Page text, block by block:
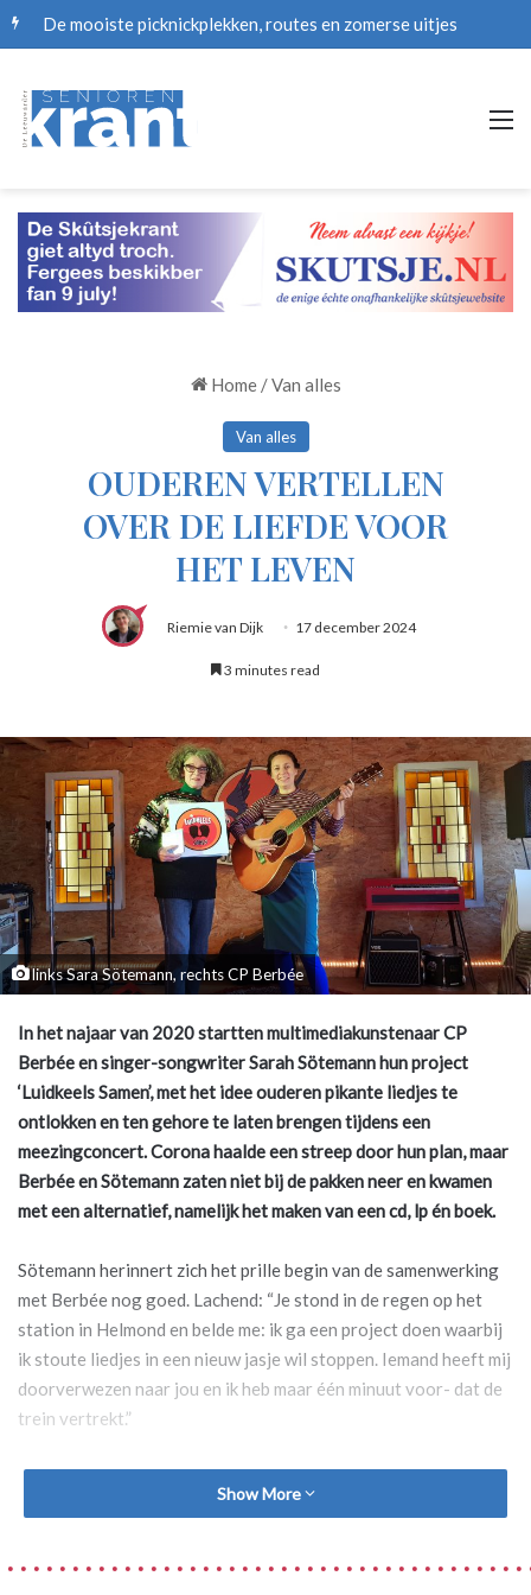
De mooiste picknickplekken, routes en zomerse uitjes
Home /Van alles
Van alles
OUDEREN VERTELLEN
OVER DE LIEFDE VOOR
HET LEVEN
Riemie van Dijk 17 december 2024
3 minutes read
links Sara Sötemann, rechts CP Berbée
In het najaar van 2020 startten multimediakunstenaar CP
Berbée en singer-songwriter Sarah Sötemann hun project
‘Luidkeels Samen’, met het idee ouderen pikante liedjes te
ontlokken en ten gehore te laten brengen tijdens een
meezingconcert. Corona haalde een streep door hun plan, maar
Berbée en Sötemann zaten niet bij de pakken neer en kwamen
met een alternatief, namelijk het maken van een cd, lp én boek.
Sötemann herinnert zich het prille begin van de samenwerking
met Berbée nog goed. Lachend: “Je stond in de regen op het
station in Helmond en belde me: ik ga een project doen waarbij
ik stoute liedjes in een nieuw jasje wil stoppen. Iemand heeft mij
doorverwezen naar jou en ik heb maar één minuut voor- dat de
trein vertrekt.”
WAT ALS IK LIEDJES EN OUDEREN COMBINEER?
“Ja, zo is het begonnen”, beaamt Berbée. “Ik was destijds
initiatief waarbij de gemeente Leeuwarden ontmoetingen en
Show More